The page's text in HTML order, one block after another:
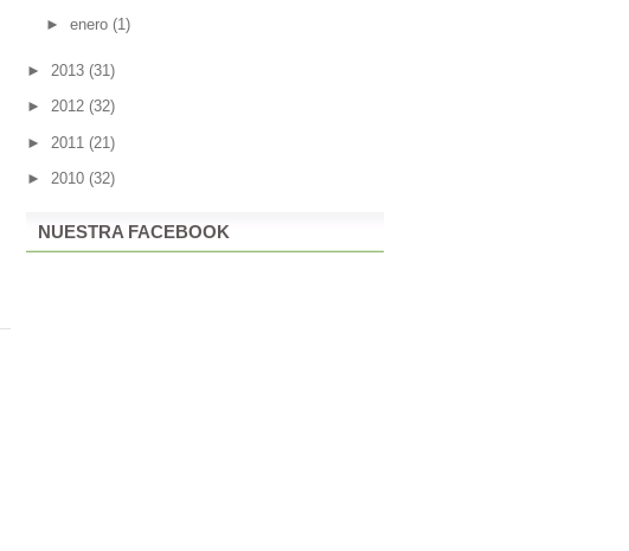
► enero (1)
► 2013 (31)
► 2012 (32)
► 2011 (21)
► 2010 (32)
NUESTRA FACEBOOK